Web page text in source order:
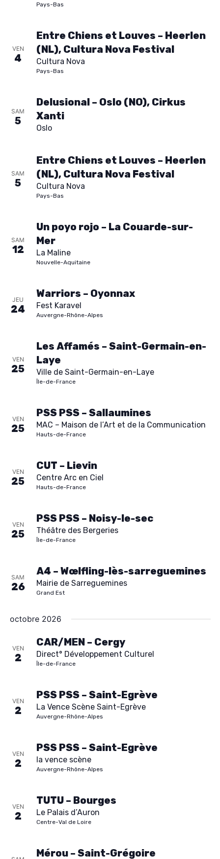
o
e
u
e
É
m
t
Pays-Bas
VEN
4
Entre Chiens et Louves – Heerlen
(NL), Cultura Nova Festival
Cultura Nova
Pays-Bas
SAM
5
Delusional – Oslo (NO), Cirkus
Xanti
Oslo
SAM
5
Entre Chiens et Louves – Heerlen
(NL), Cultura Nova Festival
Cultura Nova
Pays-Bas
SAM
12
Un poyo rojo – La Couarde-sur-
Mer
La Maline
Nouvelle-Aquitaine
JEU
24
Warriors – Oyonnax
Fest Karavel
Auvergne-Rhône-Alpes
VEN
25
Les Affamés – Saint-Germain-en-
Laye
Ville de Saint-Germain-en-Laye
Île-de-France
VEN
25
PSS PSS – Sallaumines
MAC – Maison de l’Art et de la Communication
Hauts-de-France
VEN
25
CUT – Lievin
Centre Arc en Ciel
Hauts-de-France
VEN
25
PSS PSS – Noisy-le-sec
Théâtre des Bergeries
Île-de-France
SAM
26
A4 – Wœlfling-lès-sarreguemines
Mairie de Sarreguemines
Grand Est
octobre 2026
VEN
2
CAR/MEN – Cergy
Direct° Développement Culturel
Île-de-France
VEN
2
PSS PSS – Saint-Egrève
La Vence Scène Saint-Egrève
Auvergne-Rhône-Alpes
VEN
2
PSS PSS – Saint-Egrève
la vence scène
Auvergne-Rhône-Alpes
VEN
2
TUTU – Bourges
Le Palais d’Auron
Centre-Val de Loire
Mérou – Saint-Grégoire